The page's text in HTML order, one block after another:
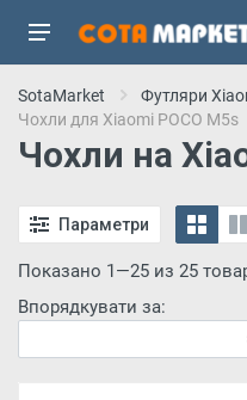
SotaMarket
Футляри
Чохли для Xiaomi POCO M5s
Чохли на
Параметри
Показано 1—25 из 25
Впорядкувати за: